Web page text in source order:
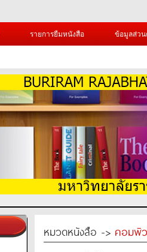
รายการยืมหนังสือ ข้อมูลส่ว
หมวดหนังสือ -> คอมพิ